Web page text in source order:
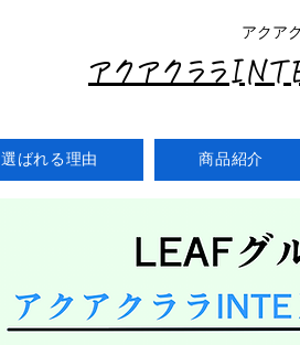
アクア
アクアクララ
選ばれる理由 商品紹介